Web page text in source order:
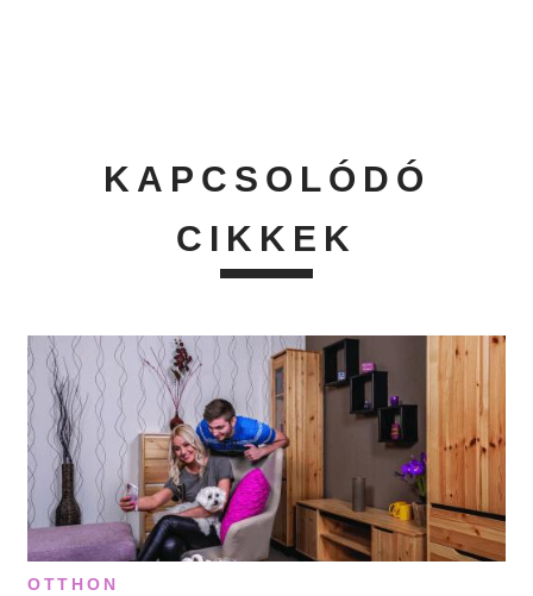
KAPCSOLÓDÓ
CIKKEK
OTTHON